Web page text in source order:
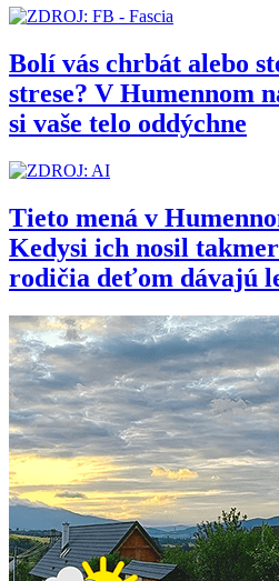
Bolí vás chrbát alebo
strese? V Humennom
si vaše telo oddýchne
Tieto mená v
Kedysi ich nosil
rodičia deťom dávajú